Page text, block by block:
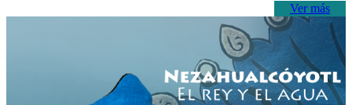
Ver más